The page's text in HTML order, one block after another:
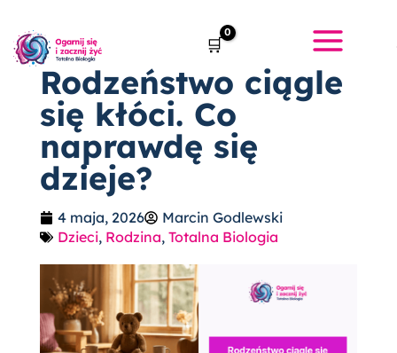
treści
Rodzeństwo ciągle
się kłóci. Co
naprawdę się
dzieje?
4 maja, 2026
Marcin Godlewski
Dzieci, Rodzina, Totalna Biologia